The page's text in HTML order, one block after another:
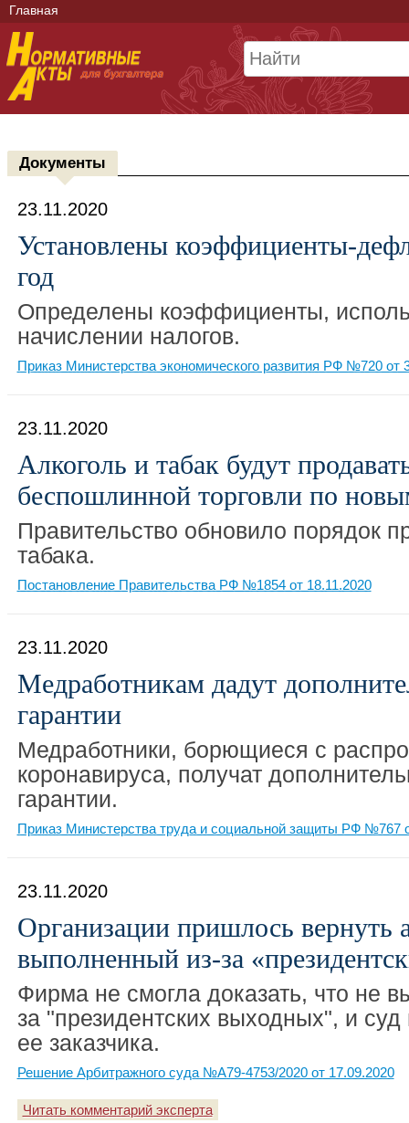
Главная
Документы
23.11.2020
Установлены коэффициенты-
год
Определены коэффициенты,
начислении налогов.
Приказ Министерства экономического развития РФ №720 от
23.11.2020
Алкоголь и табак будут
беспошлинной торговли по
Правительство обновило порядок
табака.
Постановление Правительства РФ №1854 от 18.11.2020
23.11.2020
Медработникам дадут
гарантии
Медработники, борющиеся с
коронавируса, получат
гарантии.
Приказ Министерства труда и социальной защиты РФ №767
23.11.2020
Организации пришлось вернуть
выполненный из-за
Фирма не смогла доказать, что не
за "президентских выходных", и суд
ее заказчика.
Решение Арбитражного суда №А79-4753/2020 от 17.09.2020
Читать комментарий эксперта